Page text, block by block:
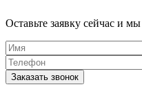
Оставьте заявку сейчас и